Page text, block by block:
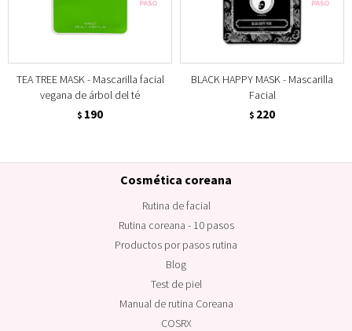
TEA TREE MASK - Mascarilla facial
vegana de árbol del té
$ 190
BLACK HAPPY MASK - Mascarilla
Facial
$ 220
Cosmética coreana
Rutina de facial
Rutina coreana - 10 pasos
Productos por pasos rutina
Blog
Test de piel
Manual de rutina Coreana
COSRX